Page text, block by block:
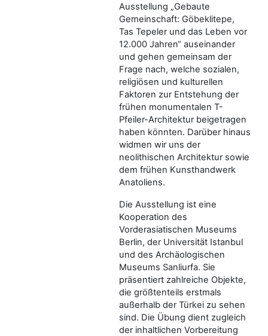
Ausstellung „Gebaute
Gemeinschaft: Göbeklitepe,
Tas Tepeler und das Leben vor
12.000 Jahren“ auseinander
und gehen gemeinsam der
Frage nach, welche sozialen,
religiösen und kulturellen
Faktoren zur Entstehung der
frühen monumentalen T-
Pfeiler-Architektur beigetragen
haben könnten. Darüber hinaus
widmen wir uns der
neolithischen Architektur sowie
dem frühen Kunsthandwerk
Anatoliens.
Die Ausstellung ist eine
Kooperation des
Vorderasiatischen Museums
Berlin, der Universität Istanbul
und des Archäologischen
Museums Sanliurfa. Sie
präsentiert zahlreiche Objekte,
die größtenteils erstmals
außerhalb der Türkei zu sehen
sind. Die Übung dient zugleich
der inhaltlichen Vorbereitung